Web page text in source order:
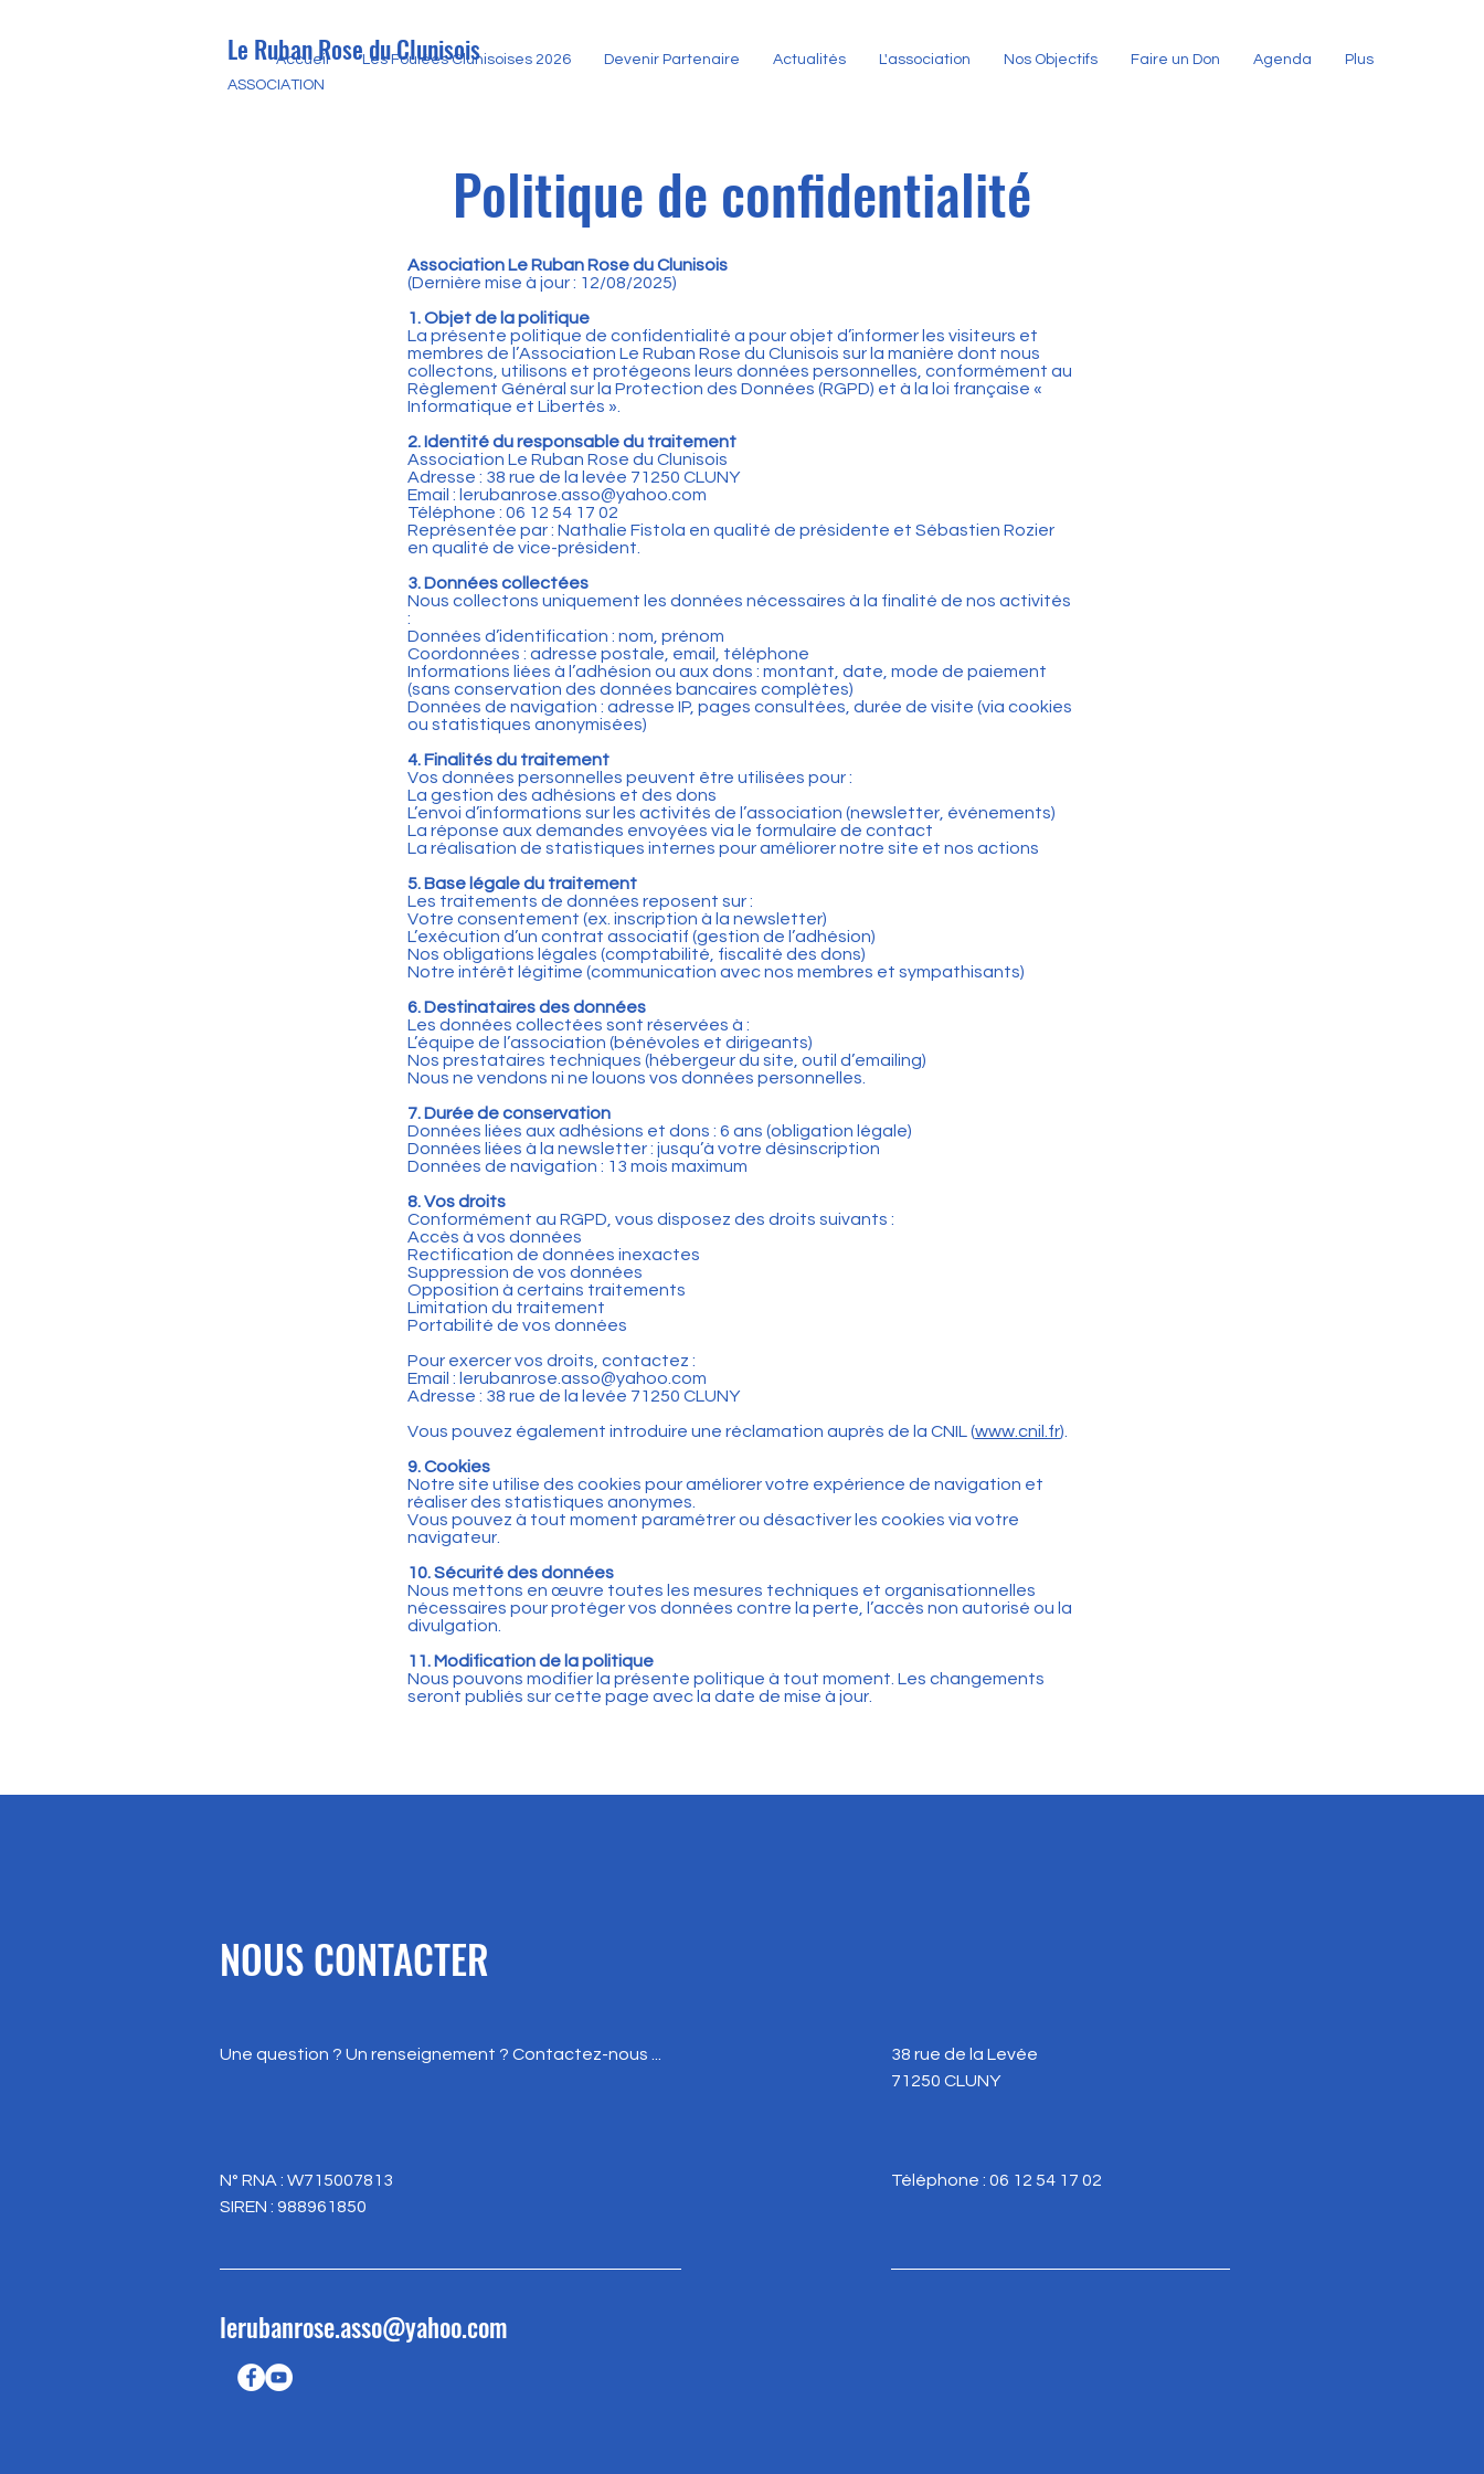
Le Ruban Rose du Clunisois
ASSOCIATION
Accueil Les Foulées Clunisoises 2026 Devenir Partenaire Actualités L'association Nos Objectifs Faire un Don Agenda Plus
Politique de confidentialité
Association Le Ruban Rose du Clunisois
(Dernière mise à jour : 12/08/2025)
1. Objet de la politique
La présente politique de confidentialité a pour objet d’informer les visiteurs et
membres de l’Association Le Ruban Rose du Clunisois sur la manière dont nous
collectons, utilisons et protégeons leurs données personnelles, conformément au
Règlement Général sur la Protection des Données (RGPD) et à la loi française «
Informatique et Libertés ».
2. Identité du responsable du traitement
Association Le Ruban Rose du Clunisois
Adresse : 38 rue de la levée 71250 CLUNY
Email : lerubanrose.asso@yahoo.com
Téléphone : 06 12 54 17 02
Représentée par : Nathalie Fistola en qualité de présidente et Sébastien Rozier
en qualité de vice-président.
3. Données collectées
Nous collectons uniquement les données nécessaires à la finalité de nos activités
:
Données d’identification : nom, prénom
Coordonnées : adresse postale, email, téléphone
Informations liées à l’adhésion ou aux dons : montant, date, mode de paiement
(sans conservation des données bancaires complètes)
Données de navigation : adresse IP, pages consultées, durée de visite (via cookies
ou statistiques anonymisées)
4. Finalités du traitement
Vos données personnelles peuvent être utilisées pour :
La gestion des adhésions et des dons
L’envoi d’informations sur les activités de l’association (newsletter, événements)
La réponse aux demandes envoyées via le formulaire de contact
La réalisation de statistiques internes pour améliorer notre site et nos actions
5. Base légale du traitement
Les traitements de données reposent sur :
Votre consentement (ex. inscription à la newsletter)
L’exécution d’un contrat associatif (gestion de l’adhésion)
Nos obligations légales (comptabilité, fiscalité des dons)
Notre intérêt légitime (communication avec nos membres et sympathisants)
6. Destinataires des données
Les données collectées sont réservées à :
L’équipe de l’association (bénévoles et dirigeants)
Nos prestataires techniques (hébergeur du site, outil d’emailing)
Nous ne vendons ni ne louons vos données personnelles.
7. Durée de conservation
Données liées aux adhésions et dons : 6 ans (obligation légale)
Données liées à la newsletter : jusqu’à votre désinscription
Données de navigation : 13 mois maximum
8. Vos droits
Conformément au RGPD, vous disposez des droits suivants :
Accès à vos données
Rectification de données inexactes
Suppression de vos données
Opposition à certains traitements
Limitation du traitement
Portabilité de vos données
Pour exercer vos droits, contactez :
Email : lerubanrose.asso@yahoo.com
Adresse : 38 rue de la levée 71250 CLUNY
Vous pouvez également introduire une réclamation auprès de la CNIL (www.cnil.fr).
9. Cookies
Notre site utilise des cookies pour améliorer votre expérience de navigation et
réaliser des statistiques anonymes.
Vous pouvez à tout moment paramétrer ou désactiver les cookies via votre
navigateur.
10. Sécurité des données
Nous mettons en œuvre toutes les mesures techniques et organisationnelles
nécessaires pour protéger vos données contre la perte, l’accès non autorisé ou la
divulgation.
11. Modification de la politique
Nous pouvons modifier la présente politique à tout moment. Les changements
seront publiés sur cette page avec la date de mise à jour.
NOUS CONTACTER
Une question ? Un renseignement ? Contactez-nous ...
N° RNA : W715007813
SIREN : 988961850
38 rue de la Levée
71250 CLUNY
Téléphone : 06 12 54 17 02
lerubanrose.asso@yahoo.com